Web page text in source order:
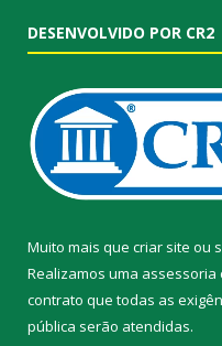
DESENVOLVIDO POR CR2
Muito mais que criar site ou
Realizamos uma assessoria
contrato que todas as
pública serão atendidas.